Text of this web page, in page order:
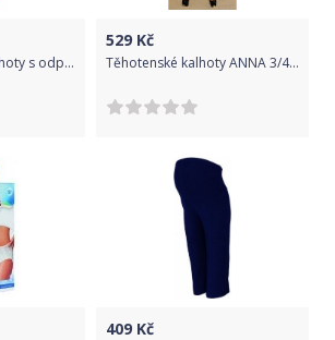
Těhotenské 3/4 kalhoty s odparátelným pásem - mátové, Velikosti těh. moda XXL (44)
529 Kč
Těhotenské kalhoty ANNA 3/4 - černé, Velikosti těh. moda M (38)
409 Kč